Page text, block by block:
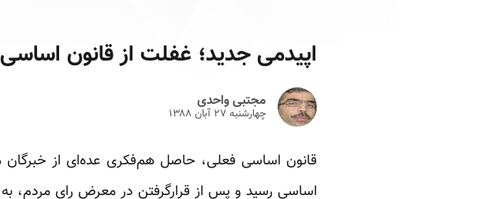
اپیدمی جدید؛ غفلت از قانون اساسی
مجتبی واحدی
چهارشنبه ۲۷ آبان ۱۳۸۸
اساسی رسید و پس از قرارگرفتن در معرض رای مردم، به